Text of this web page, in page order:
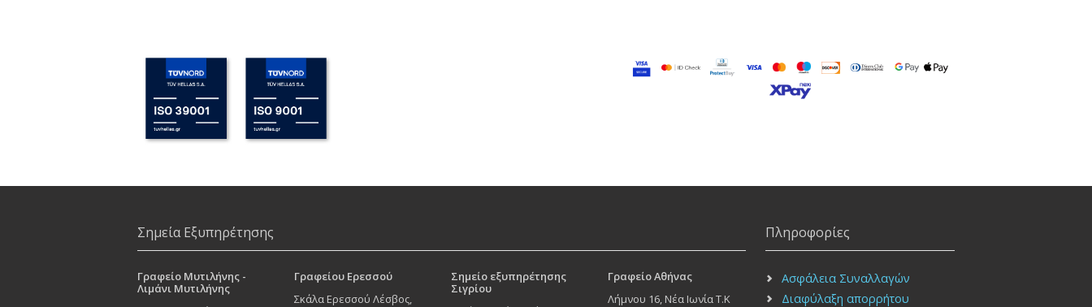
Σημεία Εξυπηρέτησης
Γραφείο Μυτιλήνης -
Λιμάνι Μυτιλήνης
Γραφείου Ερεσσού
Σκάλα Ερεσσού Λέσβος,
Σημείο εξυπηρέτησης
Σιγρίου
Γραφείο Αθήνας
Λήμνου 16, Νέα Ιωνία Τ.Κ
Πληροφορίες
Ασφάλεια Συναλλαγών
Διαφύλαξη απορρήτου